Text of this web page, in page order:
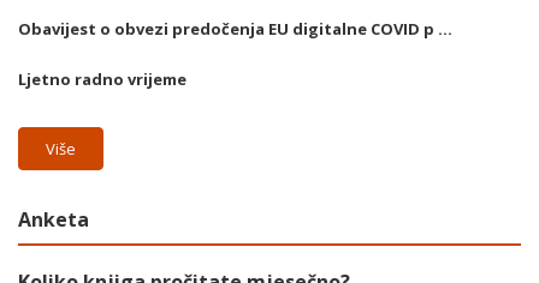
Obavijest o obvezi predočenja EU digitalne COVID p ...
Ljetno radno vrijeme
Više
Anketa